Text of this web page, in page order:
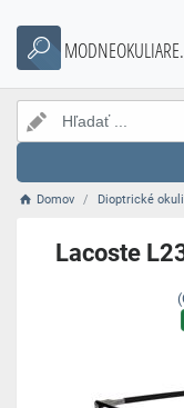
Domov Dioptrické
Lacoste